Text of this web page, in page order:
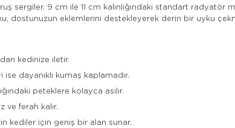
9 cm ile 11 cm kalınlığındaki standart radyatör
dostunuzun eklemlerini destekleyerek derin bir uyku
kedinize iletir.
dayanıklı kumaş kaplamadır.
peteklere kolayca asılır.
ve ferah kalır.
kediler için geniş bir alan sunar.